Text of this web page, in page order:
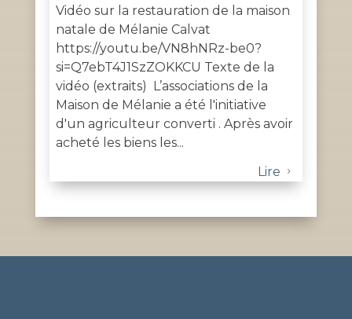
Vidéo sur la restauration de la maison
natale de Mélanie Calvat
https://youtu.be/VN8hNRz-be0?
si=Q7ebT4J1SzZOKKCU Texte de la
vidéo (extraits) L’associations de la
Maison de Mélanie a été l'initiative
d'un agriculteur converti . Après avoir
acheté les biens les...
Lire
5